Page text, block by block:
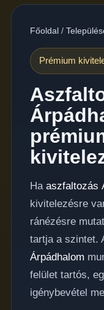
Főoldal/
Prémium
Ha aszfaltozás
kivitelezésre
ránézésre
tartja a szintet.
Árpádhalom
felület tartós,
igénybevétel